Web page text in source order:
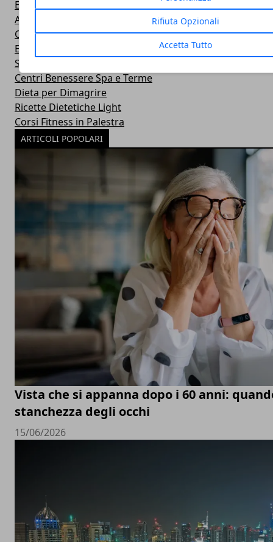
Rifiuta Opzionali
Accetta Tutto
Eventi Sport-Salute-Benessere
Alimentazione e Salute
Consigli e Prodotti Bellezza
Esercizi Ginnastica in Casa
Sintomi Malattie e Cura
Centri Benessere Spa e Terme
Dieta per Dimagrire
Ricette Dietetiche Light
Corsi Fitness in Palestra
ARTICOLI POPOLARI
Vista che si appanna dopo i 60 anni:
stanchezza degli occhi
15/06/2026